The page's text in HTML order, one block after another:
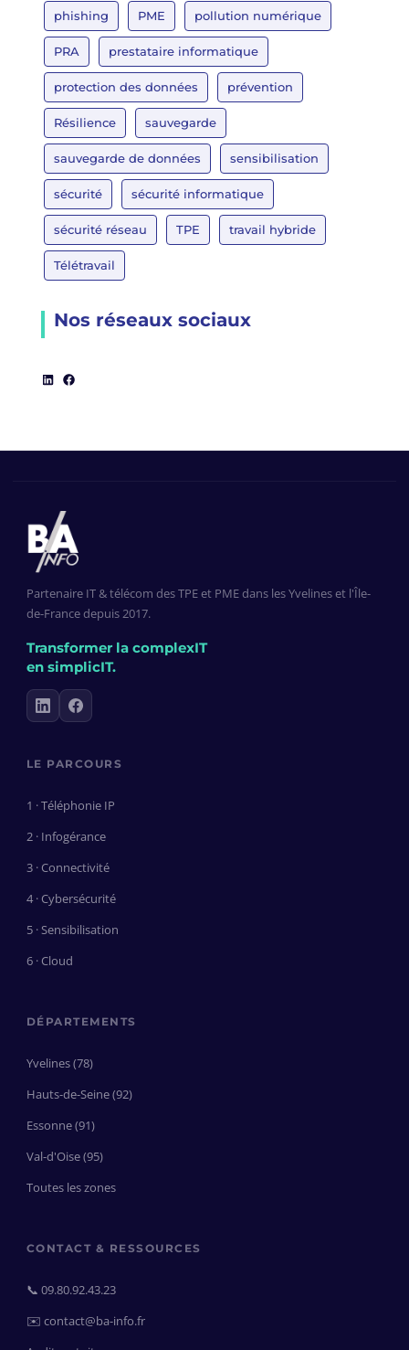
phishing PME pollution numérique
PRA prestataire informatique
protection des données prévention
Résilience sauvegarde
sauvegarde de données sensibilisation
sécurité sécurité informatique
sécurité réseau TPE travail hybride
Télétravail
Nos réseaux sociaux
LinkedIn
Facebook
Partenaire IT & télécom des TPE et PME dans les Yvelines et l'Île-
de-France depuis 2017.
Transformer la complexIT
en simplicIT.
LE PARCOURS
1 · Téléphonie IP
2 · Infogérance
3 · Connectivité
4 · Cybersécurité
5 · Sensibilisation
6 · Cloud
DÉPARTEMENTS
Yvelines (78)
Hauts-de-Seine (92)
Essonne (91)
Val-d'Oise (95)
Toutes les zones
CONTACT & RESSOURCES
📞 09.80.92.43.23
✉️ contact@ba-info.fr